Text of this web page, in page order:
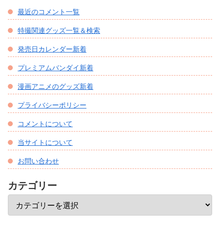
最近のコメント一覧
特撮関連グッズ一覧＆検索
発売日カレンダー新着
プレミアムバンダイ新着
漫画アニメのグッズ新着
プライバシーポリシー
コメントについて
当サイトについて
お問い合わせ
カテゴリー